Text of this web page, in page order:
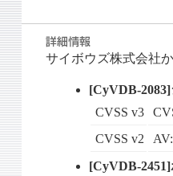
サイボウズ株式会社
[CyVDB-
CVSS v3
CVSS v2
[CyVDB-